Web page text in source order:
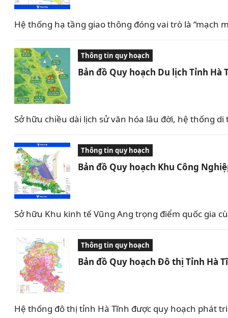
Hệ thống hạ tầng giao thông đóng vai trò là “mạch
Thông tin quy hoạch
Bản đồ Quy hoạch Du lịch Tỉnh Hà
Sở hữu chiều dài lịch sử văn hóa lâu đời, hệ thống
Thông tin quy hoạch
Bản đồ Quy hoạch Khu Công
Sở hữu Khu kinh tế Vũng Ang trọng điểm quốc gia
Thông tin quy hoạch
Bản đồ Quy hoạch Đô thị Tỉnh Hà
Hệ thống đô thị tỉnh Hà Tĩnh được quy hoạch phát